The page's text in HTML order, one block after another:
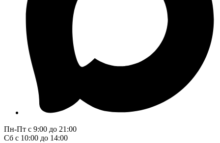
Пн-Пт с 9:00 до 21:00
Сб с 10:00 до 14:00